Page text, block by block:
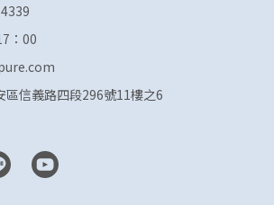
：00
區信義路四段296號11樓之6